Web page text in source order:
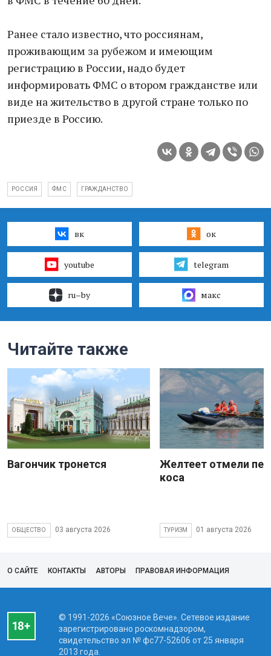
Ранее стало известно, что россиянам,
проживающим за рубежом и имеющим
регистрацию в России, надо будет
информировать ФМС о втором гражданстве или
виде на жительство в другой стране только по
приезде в Россию.
РОССИЯ ФМС ГРАЖДАНСТВО
вк ок
youtube telegram
ru–by макс
Читайте также
Вагончик тронется
ОБЩЕСТВО 03 августа 2026
Желтеет отмели
коса
ТУРИЗМ 01 августа 2026
О САЙТЕ КОНТАКТЫ АВТОРЫ ПРАВОВАЯ ИНФОРМАЦИЯ
© 1991-2026 «Союзное Вече». Сетевое издание
зарегистрировано роскомнадзором,
свидетельство эл № фc77-52606 от 25 января
2013 года.